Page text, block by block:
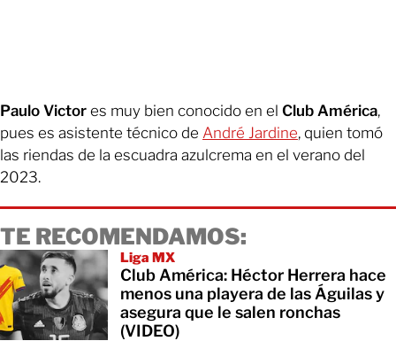
Paulo Victor es muy bien conocido en el Club América,
pues es asistente técnico de André Jardine, quien tomó
las riendas de la escuadra azulcrema en el verano del
2023.
TE RECOMENDAMOS:
Liga MX
Club América: Héctor Herrera hace
menos una playera de las Águilas y
asegura que le salen ronchas
(VIDEO)